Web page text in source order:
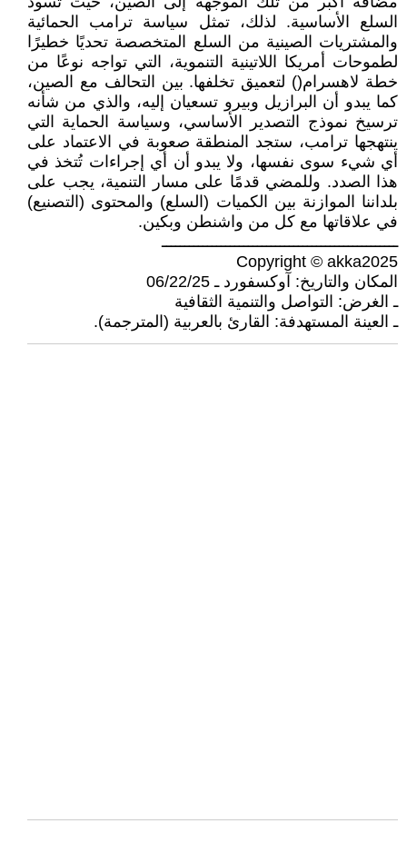
السلع الأساسية. لذلك، تمثل سياسة ترامب الحمائية
والمشتريات الصينية من السلع المتخصصة تحديًا خطيرًا
لطموحات أمريكا اللاتينية التنموية، التي تواجه نوعًا من
خطة لاهسرام() لتعميق تخلفها. بين التحالف مع الصين،
كما يبدو أن البرازيل وبيرو تسعيان إليه، والذي من شأنه
ترسيخ نموذج التصدير الأساسي، وسياسة الحماية التي
ينتهجها ترامب، ستجد المنطقة صعوبة في الاعتماد على
أي شيء سوى نفسها، ولا يبدو أن أي إجراءات تُتخذ في
هذا الصدد. وللمضي قدمًا على مسار التنمية، يجب على
بلداننا الموازنة بين الكميات (السلع) والمحتوى (التصنيع)
في علاقاتها مع كل من واشنطن وبكين.
ــــــــــــــــــــــــــــــــــــــــــــــــــــ
Copyright © akka2025
المكان والتاريخ: آوكسفورد ـ 06/22/25
ـ الغرض: التواصل والتنمية الثقافية
ـ العينة المستهدفة: القارئ بالعربية (المترجمة).